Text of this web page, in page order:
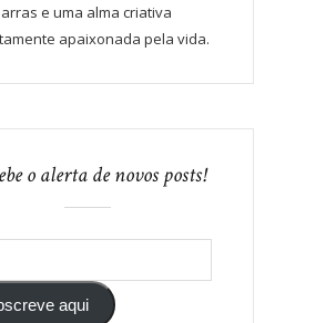
e uma alma criativa
apaixonada pela vida.
o alerta de novos posts!
aqui